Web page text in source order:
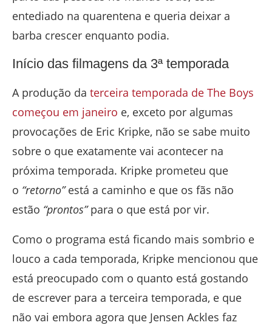
entediado na quarentena e queria deixar a
barba crescer enquanto podia.
Início das filmagens da 3ª temporada
A produção da terceira temporada de The Boys
começou em janeiro e, exceto por algumas
provocações de Eric Kripke, não se sabe muito
sobre o que exatamente vai acontecer na
próxima temporada. Kripke prometeu que
o “retorno”está a caminho e que os fãs não
estão “prontos”para o que está por vir.
Como o programa está ficando mais sombrio e
louco a cada temporada, Kripke mencionou que
está preocupado com o quanto está gostando
de escrever para a terceira temporada, e que
não vai embora agora que Jensen Ackles faz